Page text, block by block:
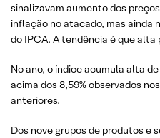
sinalizavam aumento dos
inflação no atacado, mas ainda
do IPCA. A tendência é que alta
No ano, o índice acumula alta de
acima dos 8,59% observados
anteriores.
Dos nove grupos de produtos e